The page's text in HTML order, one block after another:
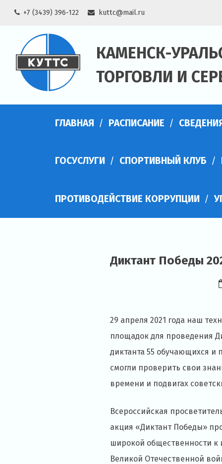
Skip
content
+7 (3439) 396-122 kuttc@mail.ru
КАМЕНСК-
ТОРГОВЛИ И
ГЛАВНАЯ РАСПИСАНИЕ
ГОСУСЛУГИ СПОРТИВНЫЙ КЛУБ
ПРОТИВОДЕЙСТВИЕ КОРРУПЦИИ
Диктант Победы
29 апреля 2021 года наш
площадок для проведения
диктанта 55 обучающихся и
смогли проверить свои
времени и подвигах
Всероссийская
акция «Диктант Победы»
широкой общественности к
Великой Отечественной